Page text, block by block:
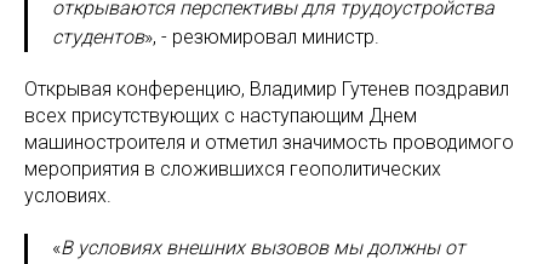
открываются перспективы для трудоустройства
студентов», - резюмировал министр.
Открывая конференцию, Владимир Гутенев поздравил
всех присутствующих с наступающим Днем
машиностроителя и отметил значимость проводимого
мероприятия в сложившихся геополитических
условиях.
«В условиях внешних вызовов мы должны от